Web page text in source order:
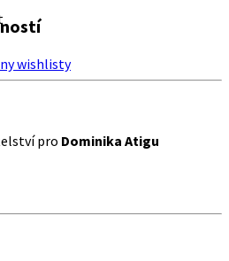
wishlisty
pro Dominika Atigu